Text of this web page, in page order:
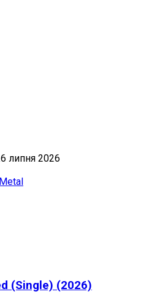
липня 2026
(Single) (2026)